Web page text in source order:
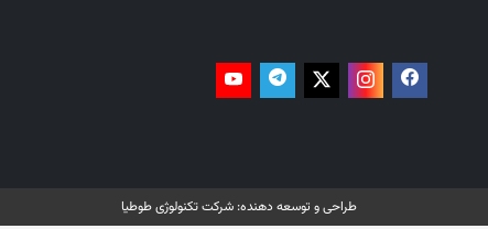
طراحی و توسعه دهنده: شرکت تکنولوژی طوطیا